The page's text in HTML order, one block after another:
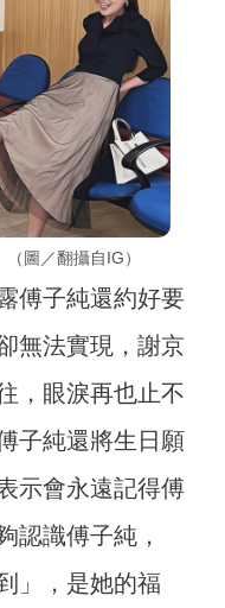
圖／翻攝自IG）
傅子純還約好要
無法實現，謝京
，眼淚再也止不
子純還將生日願
示會永遠記得傅
認識傅子純，
」，是她的福